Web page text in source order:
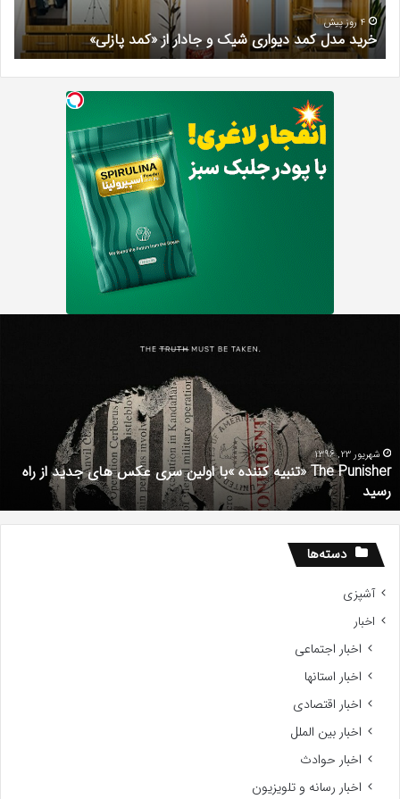
«کمد
پازلی»
4 روز پیش
خرید مدل کمد دیواری شیک و جادار از «کمد پازلی»
عکس
های
جدید
از
راه
رسید
شهریور 23, 1396
The Punisher «تنبیه کننده »با اولین سری عکس های جدید از راه
رسید
دسته‌ها
آشپزی
اخبار
اخبار اجتماعی
اخبار استانها
اخبار اقتصادی
اخبار بین الملل
اخبار حوادث
اخبار رسانه و تلویزیون